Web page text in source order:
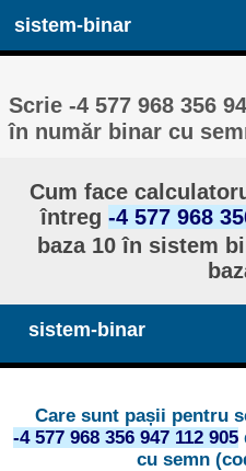
sistem-binar
Scrie -4 577 968 356
în număr binar cu
Cum face
întreg -4 577 968
baza 10 în sistem
sistem-binar
Care sunt pașii pentru
-4 577 968 356 947 112 905
cu semn